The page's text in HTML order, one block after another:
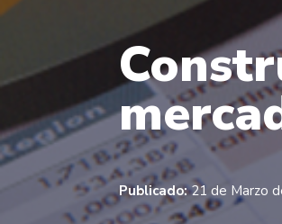
Publicado:21 de Marzo